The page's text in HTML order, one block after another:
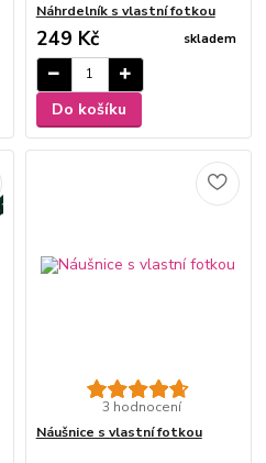
Náhrdelník s vlastní fotkou
249 Kč skladem
Do košíku
3 hodnocení
Náušnice s vlastní fotkou